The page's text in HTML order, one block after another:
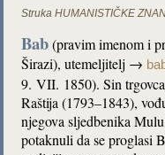
Struka HUMANISTIČKE
Bab(pravim imenom i
Širazi), utemeljitelj →
9. VII. 1850). Sin
Raštija (1793–1843),
njegova sljedbenika
potaknuli da se proglasi